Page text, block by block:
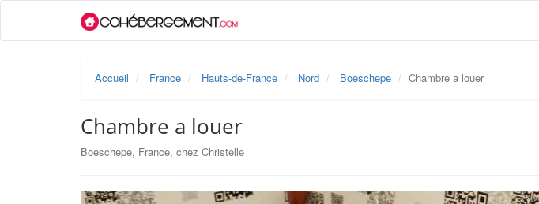
Accueil France Hauts-de-France Nord Boeschepe Chambre a louer
Chambre a louer
Boeschepe, France, chez Christelle